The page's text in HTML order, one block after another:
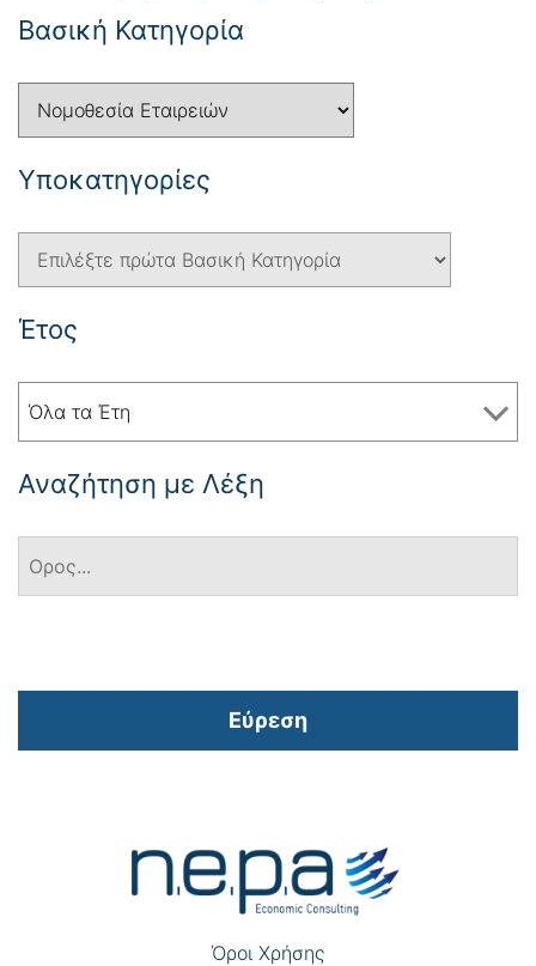
Βασική Κατηγορία
Yποκατηγορίες
Έτος
Όλα τα Έτη
Αναζήτηση με Λέξη
Εύρεση
άρθρων
Όροι Χρήσης